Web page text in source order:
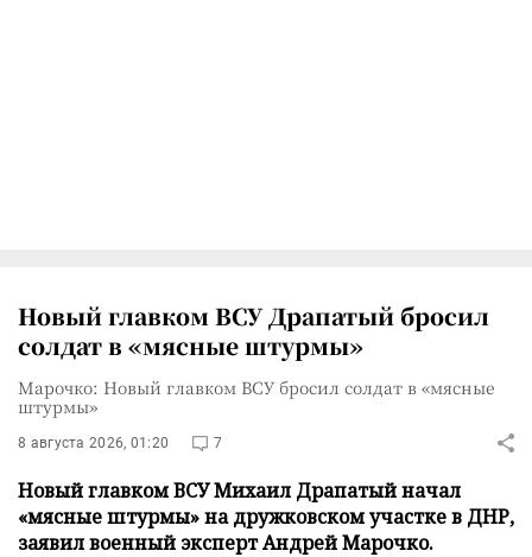
Новый главком ВСУ Драпатый бросил
солдат в «мясные штурмы»
Марочко: Новый главком ВСУ бросил солдат в «мясные
штурмы»
8 августа 2026, 01:20 7
Новый главком ВСУ Михаил Драпатый начал
«мясные штурмы» на дружковском участке в ДНР,
заявил военный эксперт Андрей Марочко.